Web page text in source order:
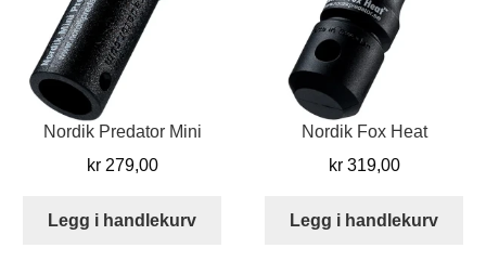
Nordik Predator Mini
kr279,00
Legg i handlekurv
Nordik Fox Heat
kr319,00
Legg i handlekurv